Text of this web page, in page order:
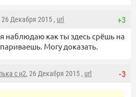
+3
26 Декабря 2015 , url
наблюдаю как ты здесь срёшь на
Могу доказать.
-3
с н2, 26 Декабря 2015 , url